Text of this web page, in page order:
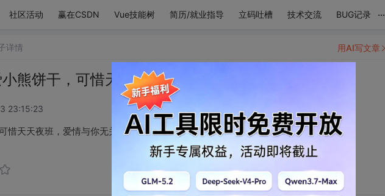
社区活动 赢在CSDN Vue技能树 简历/就业指导 立码吐槽 技术交流 BUG记录 ...
详情
熊饼干，可惜天天夜班，爱情与你无关
23:15:23
惜天天夜班，爱情与你无关
用AI写文章